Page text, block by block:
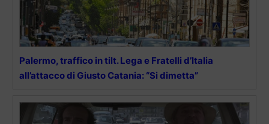
Palermo, traffico in tilt. Lega e Fratelli d’Italia
all’attacco di Giusto Catania: “Si dimetta”